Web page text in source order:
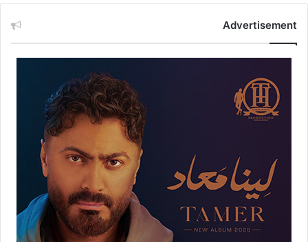
Advertisement